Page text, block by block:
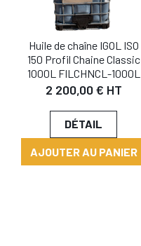
Huile de chaîne IGOL ISO
150 Profil Chaine Classic
1000L FILCHNCL-1000L
2 200,00 € HT
DÉTAIL
AJOUTER AU PANIER